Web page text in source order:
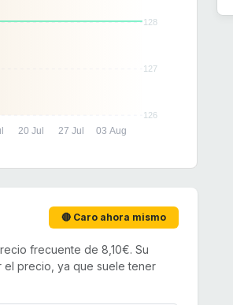
128
127
126
20 Jul 27 Jul 03 Aug
🔴 Caro ahora mismo
frecuente de 8,10€. Su
el precio, ya que suele tener